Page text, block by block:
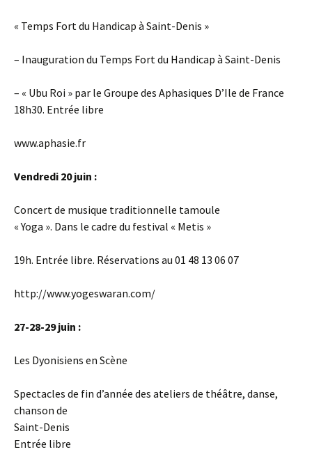
« Temps Fort du Handicap à Saint-Denis »
– Inauguration du Temps Fort du Handicap à Saint-Denis
– « Ubu Roi » par le Groupe des Aphasiques D’Ile de France
18h30. Entrée libre
www.aphasie.fr
Vendredi 20 juin :
Concert de musique traditionnelle tamoule
« Yoga ». Dans le cadre du festival « Metis »
19h. Entrée libre. Réservations au 01 48 13 06 07
http://www.yogeswaran.com/
27-28-29 juin :
Les Dyonisiens en Scène
Spectacles de fin d’année des ateliers de théâtre, danse,
chanson de
Saint-Denis
Entrée libre